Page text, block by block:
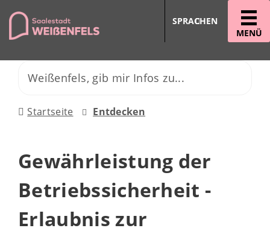
MENÜ
SPRACHEN
Startseite Entdecken
Gewährleistung der
Betriebssicherheit -
Erlaubnis zur